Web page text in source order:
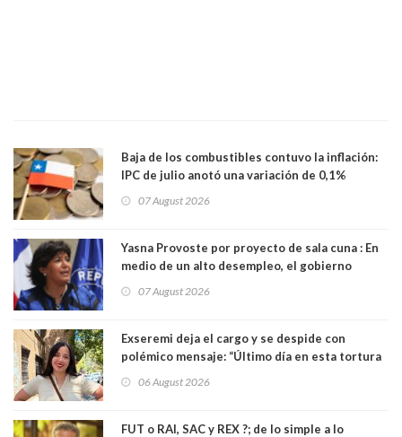
Baja de los combustibles contuvo la inflación:
IPC de julio anotó una variación de 0,1%
07 August 2026
Yasna Provoste por proyecto de sala cuna : En
medio de un alto desempleo, el gobierno
07 August 2026
Exseremi deja el cargo y se despide con
polémico mensaje: “Último día en esta tortura
06 August 2026
FUT o RAI, SAC y REX ?; de lo simple a lo